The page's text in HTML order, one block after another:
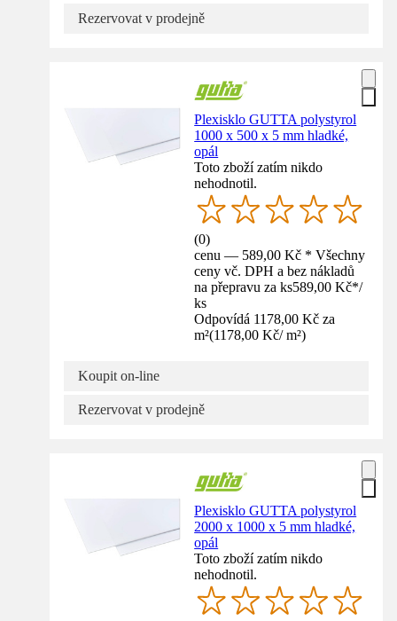
Rezervovat v prodejně
Plexisklo GUTTA polystyrol
1000 x 500 x 5 mm hladké,
opál
Toto zboží zatím nikdo
nehodnotil.
(0)
cenu — 589,00 Kč * Všechny
ceny vč. DPH a bez nákladů
na přepravu za ks589,00 Kč*/
ks
Odpovídá 1178,00 Kč za
m²(1178,00 Kč/ m²)
Koupit on-line
Rezervovat v prodejně
Plexisklo GUTTA polystyrol
2000 x 1000 x 5 mm hladké,
opál
Toto zboží zatím nikdo
nehodnotil.